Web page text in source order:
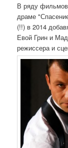
В ряду
драме
(!!) в 2014
Евой Грин и
режиссера и